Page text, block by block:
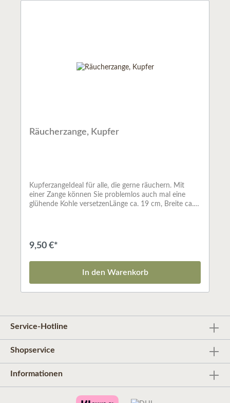
Räucherzange, Kupfer
KupferzangeIdeal für alle, die gerne räuchern. Mit
einer Zange können Sie problemlos auch mal eine
glühende Kohle versetzenLänge ca. 19 cm, Breite ca.
9,50 €*
In den Warenkorb
Service-Hotline
Shopservice
Informationen